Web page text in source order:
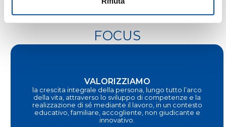
FOCUS
VALORIZZIAMO
la crescita integrale della persona, lungo tutto l’arco
della vita, attraverso lo sviluppo di competenze e la
realizzazione di sé mediante il lavoro, in un contesto
educativo, familiare, accogliente, non giudicante e
innovativo.